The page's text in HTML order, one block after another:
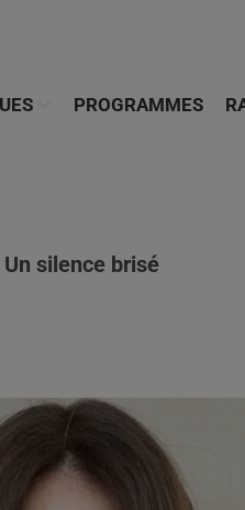
PROGRAMMES
silence brisé